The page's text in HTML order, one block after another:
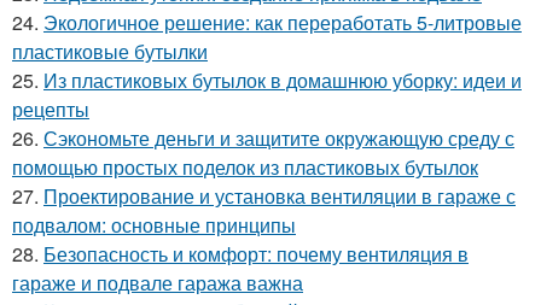
24. Экологичное решение: как переработать 5-литровые
пластиковые бутылки
25. Из пластиковых бутылок в домашнюю уборку: идеи и
рецепты
26. Сэкономьте деньги и защитите окружающую среду с
помощью простых поделок из пластиковых бутылок
27. Проектирование и установка вентиляции в гараже с
подвалом: основные принципы
28. Безопасность и комфорт: почему вентиляция в
гараже и подвале гаража важна